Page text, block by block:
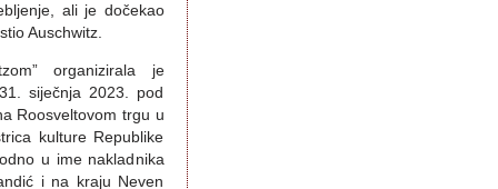
ali je dočekao
Auschwitz.
organizirala je
siječnja 2023. pod
Roosveltovom trgu u
kulture Republike
u ime nakladnika
i na kraju Neven